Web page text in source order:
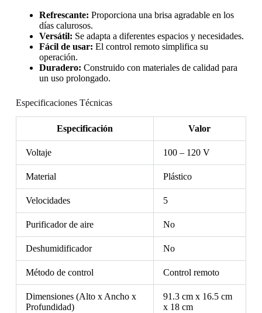
Refrescante: Proporciona una brisa agradable en los
días calurosos.
Versátil: Se adapta a diferentes espacios y necesidades.
Fácil de usar: El control remoto simplifica su
operación.
Duradero: Construido con materiales de calidad para
un uso prolongado.
Especificaciones Técnicas
Especificación Valor
Voltaje 100 – 120 V
Material Plástico
Velocidades 5
Purificador de aire No
Deshumidificador No
Método de control Control remoto
Dimensiones (Alto x Ancho x
Profundidad)
91.3 cm x 16.5 cm
x 18 cm